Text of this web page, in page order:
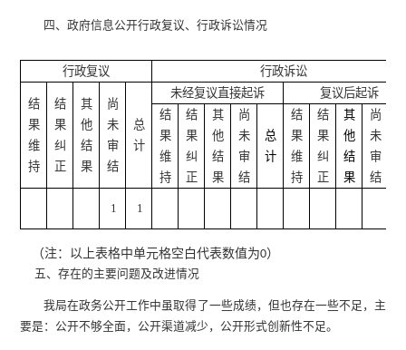
四、政府信息公开行政复议、行政诉讼情况
行政复议 行政诉讼
结
果
维
持
结
果
纠
正
其
他
结
果
尚
未
审
结
总
计
未经复议直接起诉
复议后起诉
结
果
维
持
结
果
纠
正
其
他
结
果
尚
未
审
结
总
计
结
果
维
持
结
果
纠
正
其
他
结
果
尚
未
审
结
1 1
（注：以上表格中单元格空白代表数值为0）
五、存在的主要问题及改进情况
我局在政务公开工作中虽取得了一些成绩，但也存在一些不足，主
要是：公开不够全面，公开渠道减少，公开形式创新性不足。